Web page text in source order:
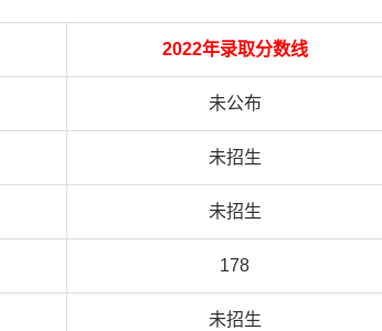
2022年录取分数线
未公布
未招生
未招生
178
未招生